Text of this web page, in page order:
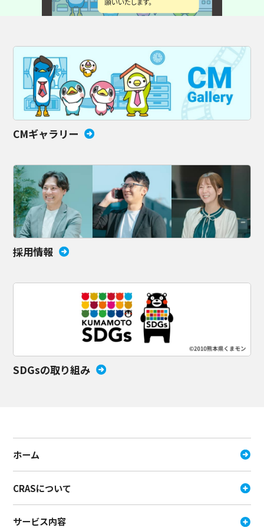
CMギャラリー
採用情報
SDGsの取り組み
ホーム
CRASについて
サービス内容